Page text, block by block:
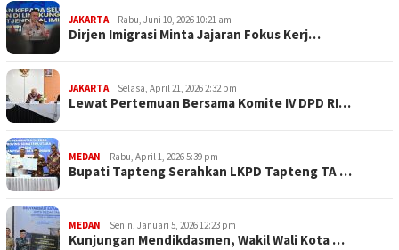
JAKARTA Rabu, Juni 10, 2026 10:21 am
Dirjen Imigrasi Minta Jajaran Fokus Kerj…
JAKARTA Selasa, April 21, 2026 2:32 pm
Lewat Pertemuan Bersama Komite IV DPD RI…
MEDAN Rabu, April 1, 2026 5:39 pm
Bupati Tapteng Serahkan LKPD Tapteng TA …
MEDAN Senin, Januari 5, 2026 12:23 pm
Kunjungan Mendikdasmen, Wakil Wali Kota …